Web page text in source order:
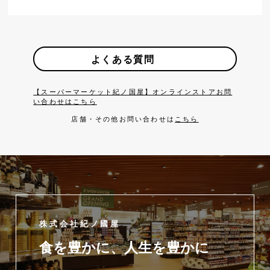
よくある質問
【スーパーマーケット紀ノ国屋】オンラインストアお問
い合わせはこちら
店舗・その他お問い合わせは こちら
株式会社紀ノ國屋
食を豊かに、人生を豊かに